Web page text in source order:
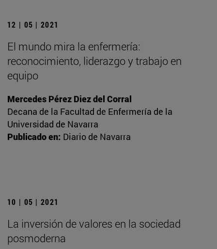
12 | 05 | 2021
El mundo mira la enfermería:
reconocimiento, liderazgo y trabajo en
equipo
Mercedes Pérez Diez del Corral
Decana de la Facultad de Enfermería de la
Universidad de Navarra
Publicado en: Diario de Navarra
10 | 05 | 2021
La inversión de valores en la sociedad
posmoderna